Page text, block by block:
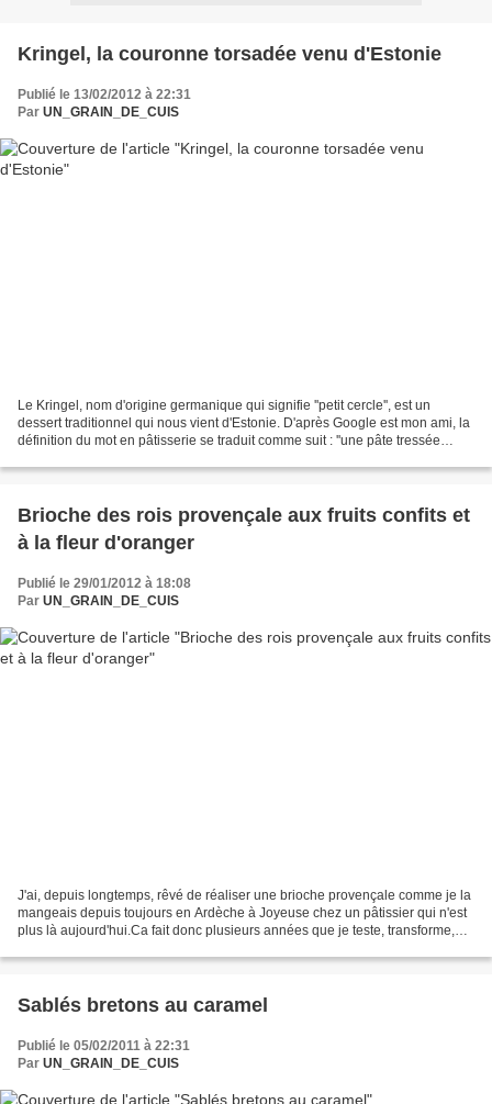
Kringel, la couronne torsadée venu d'Estonie
Publié le 13/02/2012 à 22:31
Par UN_GRAIN_DE_CUIS
Le Kringel, nom d'origine germanique qui signifie ''petit cercle'', est un
dessert traditionnel qui nous vient d'Estonie. D'après Google est mon ami, la
définition du mot en pâtisserie se traduit comme suit : ''une pâte tressée
Brioche des rois provençale aux fruits confits et
à la fleur d'oranger
Publié le 29/01/2012 à 18:08
Par UN_GRAIN_DE_CUIS
J'ai, depuis longtemps, rêvé de réaliser une brioche provençale comme je la
mangeais depuis toujours en Ardèche à Joyeuse chez un pâtissier qui n'est
plus là aujourd'hui.Ca fait donc plusieurs années que je teste, transforme,
Sablés bretons au caramel
Publié le 05/02/2011 à 22:31
Par UN_GRAIN_DE_CUIS